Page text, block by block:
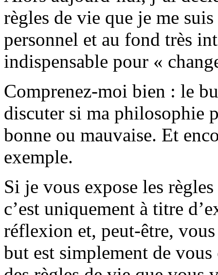
règles de vie que je me
personnel et au fond très
indispensable pour «
Comprenez-moi bien : le
discuter si ma philosophie
bonne ou mauvaise. Et
exemple.
Si je vous expose les
c’est uniquement à titre
réflexion et, peut-être,
but est simplement de